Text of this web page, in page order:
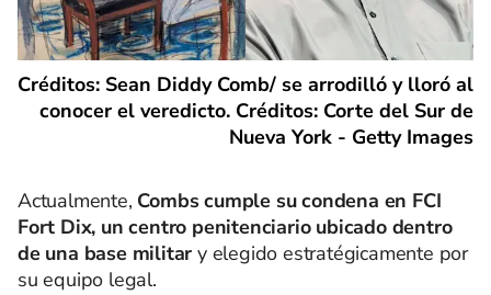
Créditos: Sean Diddy Comb/ se arrodilló y lloró al
conocer el veredicto. Créditos: Corte del Sur de
Nueva York - Getty Images
Actualmente, Combs cumple su condena en FCI
Fort Dix, un centro penitenciario ubicado dentro
de una base military elegido estratégicamente por
su equipo legal.